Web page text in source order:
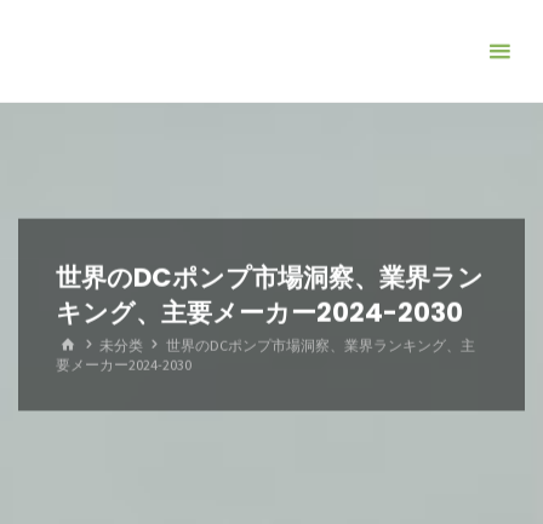
世界のDCポンプ市場洞察、業界ラン
キング、主要メーカー2024-2030
ホ
ー
未分类
世界のDCポンプ市場洞察、業界ランキング、主
要メーカー2024-2030